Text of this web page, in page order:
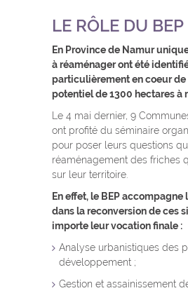
LE RÔLE DU BEP
En Province de Namur
à réaménager ont été
particulièrement en coeur
potentiel de 1300 hectares à
Le 4 mai dernier, 9
ont profité du séminaire
pour poser leurs questions
réaménagement des friches
sur leur territoire.
En effet, le BEP accompagne
dans la reconversion de ces
importe leur vocation finale :
Analyse urbanistiques des
développement ;
Gestion et assainissement